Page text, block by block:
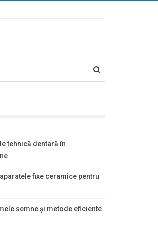
tehnică dentară în
fixe ceramice pentru
semne și metode eficiente